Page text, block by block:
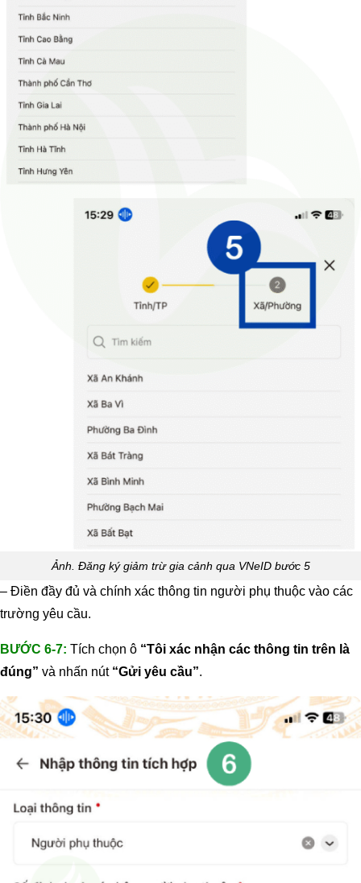
Ảnh. Đăng ký giảm trừ gia cảnh qua VNeID bước 5
– Điền đầy đủ và chính xác thông tin người phụ thuộc vào các
trường yêu cầu.
BƯỚC 6-7: Tích chọn ô “Tôi xác nhận các thông tin trên là
đúng” và nhấn nút “Gửi yêu cầu”.